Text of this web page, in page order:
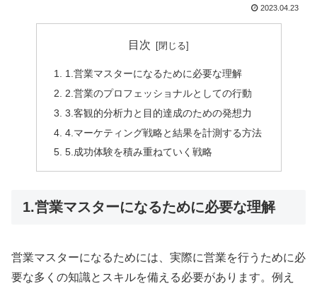
2023.04.23
目次
1.営業マスターになるために必要な理解
2.営業のプロフェッショナルとしての行動
3.客観的分析力と目的達成のための発想力
4.マーケティング戦略と結果を計測する方法
5.成功体験を積み重ねていく戦略
1.営業マスターになるために必要な理解
営業マスターになるためには、実際に営業を行うために必
要な多くの知識とスキルを備える必要があります。例え